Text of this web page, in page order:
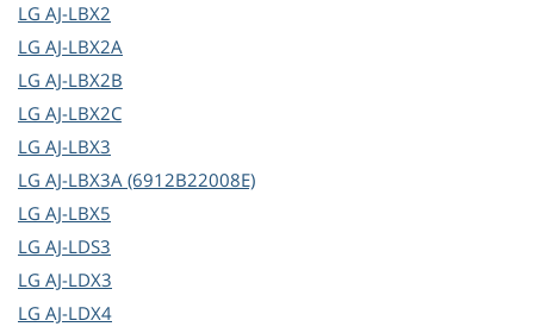
LG AJ-LBX2
LG AJ-LBX2A
LG AJ-LBX2B
LG AJ-LBX2C
LG AJ-LBX3
LG AJ-LBX3A (6912B22008E)
LG AJ-LBX5
LG AJ-LDS3
LG AJ-LDX3
LG AJ-LDX4